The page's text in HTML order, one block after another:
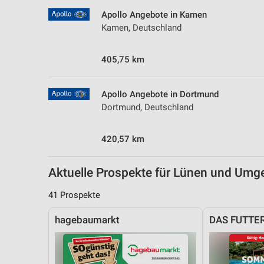
Apollo Angebote in Kamen
Kamen, Deutschland
405,75 km
Apollo Angebote in Dortmund
Dortmund, Deutschland
420,57 km
Aktuelle Prospekte für Lünen und
41 Prospekte
hagebaumarkt DAS
Messung der Performance von Inhalten
Analyse von Zielgruppen durch Statistiken oder Kombinationen
Entwicklung und Verbesserung der Angebote
Verwendung reduzierter Daten zur Auswahl von Inhalten
Nicht-IAB-Verarbeitungszwecke:
Notwendig
Performance